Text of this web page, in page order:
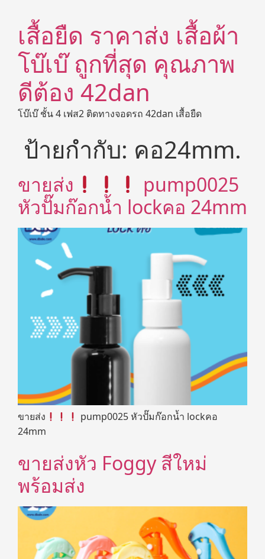
เสื้อยืด ราคาส่ง เสื้อผ้า
โบ๊เบ๊ ถูกที่สุด คุณภาพ
ดีต้อง 42dan
โบ๊เบ๊ ชั้น 4 เฟส2 ติดทางจอดรถ 42dan เสื้อยืด
ป้ายกำกับ: คอ24mm.
ขายส่ง
pump0025
หัวปั๊มก๊อกน้ำ lockคอ 24mm
ขายส่ง
pump0025 หัวปั๊มก๊อกน้ำ lockคอ
24mm
ขายส่งหัว Foggy สีใหม่
พร้อมส่ง